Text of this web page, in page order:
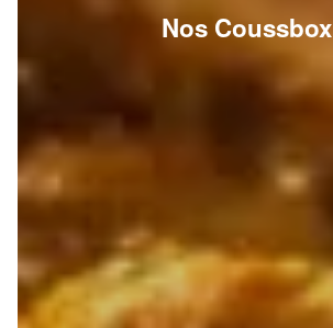
Nos Coussbox